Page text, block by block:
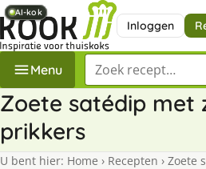
Inloggen
Menu Zoek een recept
Zoete satédip met
prikkers
U bent hier: Home › Recepten › Zoete
AI-kok
AI-kok
AI-kok
AI-kok